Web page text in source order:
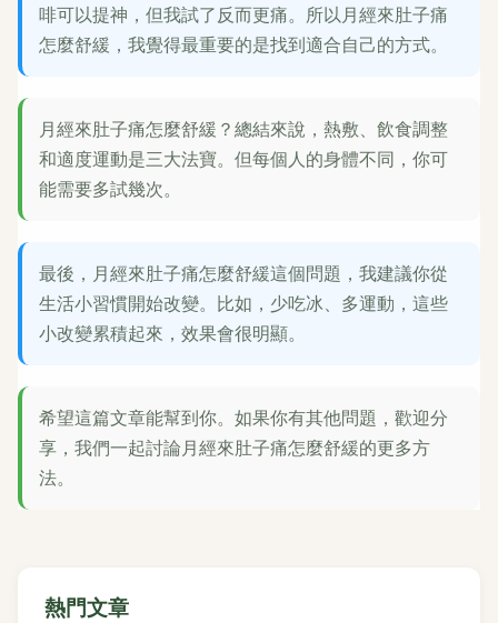
啡可以提神，但我試了反而更痛。所以月經來肚子痛
怎麼舒緩，我覺得最重要的是找到適合自己的方式。
月經來肚子痛怎麼舒緩？總結來說，熱敷、飲食調整
和適度運動是三大法寶。但每個人的身體不同，你可
能需要多試幾次。
最後，月經來肚子痛怎麼舒緩這個問題，我建議你從
生活小習慣開始改變。比如，少吃冰、多運動，這些
小改變累積起來，效果會很明顯。
希望這篇文章能幫到你。如果你有其他問題，歡迎分
享，我們一起討論月經來肚子痛怎麼舒緩的更多方
法。
熱門文章